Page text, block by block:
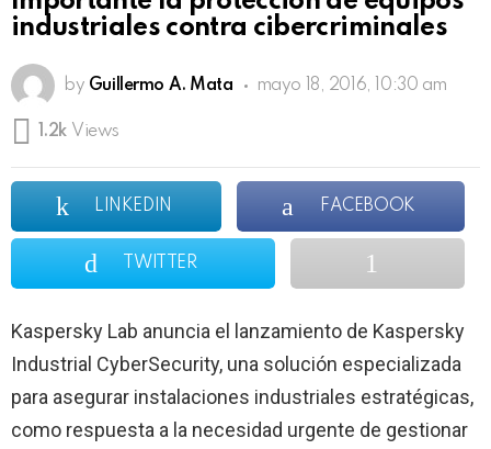
industriales contra cibercriminales
by Guillermo A. Mata mayo 18, 2016, 10:30 am
1.2k Views
LINKEDIN FACEBOOK
TWITTER
Kaspersky Lab anuncia el lanzamiento de Kaspersky
Industrial CyberSecurity, una solución especializada
para asegurar instalaciones industriales estratégicas,
como respuesta a la necesidad urgente de gestionar